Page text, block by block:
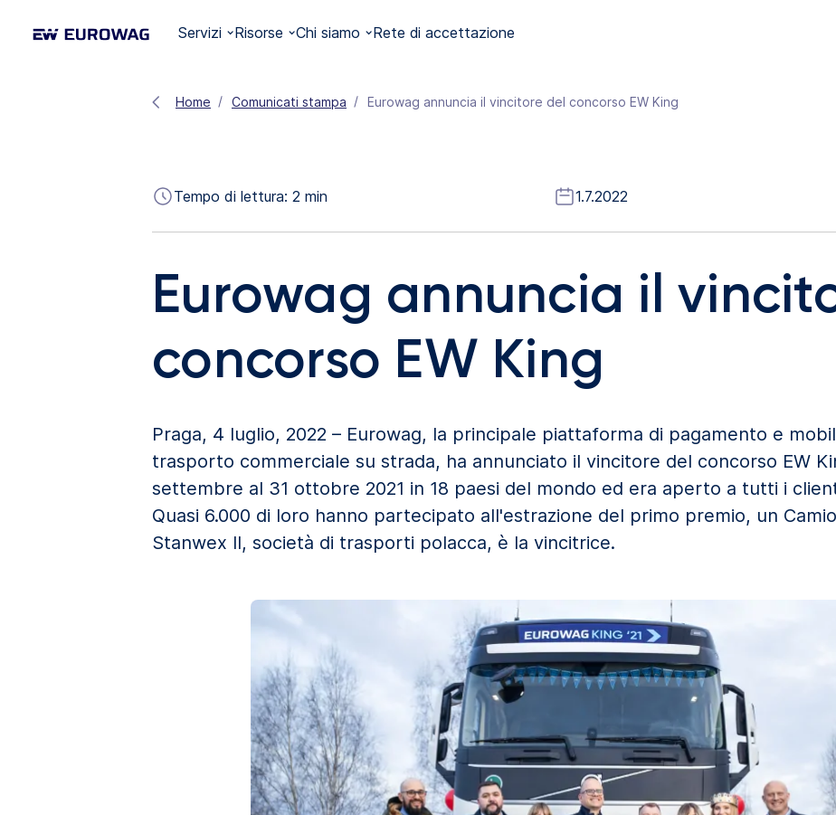
Servizi Risorse Chi siamo Rete di accettazione
Home Comunicati stampa Eurowag annuncia il vincitore del concorso EW King
Tempo di lettura: 2 min 1.7.2022
Eurowag annuncia il
concorso EW King
Praga, 4 luglio, 2022 – Eurowag, la principale piattaforma di pagamento e
trasporto commerciale su strada, ha annunciato il vincitore del concorso EW
settembre al 31 ottobre 2021 in 18 paesi del mondo ed era aperto a tutti i
Quasi 6.000 di loro hanno partecipato all'estrazione del primo premio, un
Stanwex II, società di trasporti polacca, è la vincitrice.